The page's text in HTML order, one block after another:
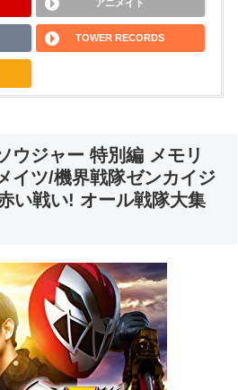
アニメイト
TOWER RECORDS
ウジャー 特別編 メモリ
イツ/機界戦隊ゼンカイジ
い戦い! オール戦隊大集